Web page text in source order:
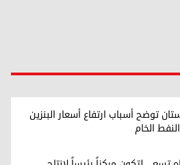
توضح أسباب ارتفاع أسعار البنزين
الخام